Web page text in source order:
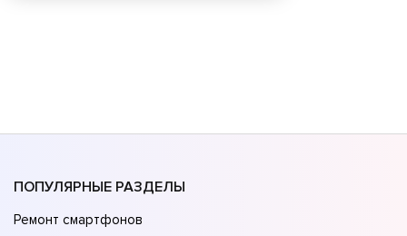
ПОПУЛЯРНЫЕ РАЗДЕЛЫ
Ремонт смартфонов